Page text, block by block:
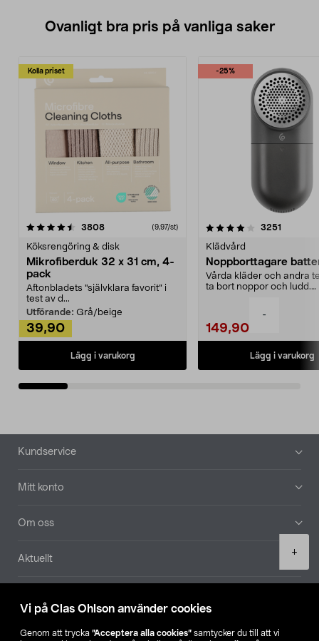
Vi på Clas Ohlson använder cookies
Genom att trycka ”Acceptera alla cookies” samtycker du till att vi
-
+
Ovanligt bra pris på vanliga saker
Kolla priset
3808recensioner (9,97/st)
Köksrengöring & disk
Mikrofiberduk 32 x 31 cm, 4-
pack
Aftonbladets "självklara favorit” i
test av d...
Utförande: Grå/beige
39,90
Lägg i varukorg
-25%
4.0av 5 stjärnor 3251
Klädvård
Noppborttagare
Vårda kläder och andra
ta bort noppor och ludd.
149,90
Lägg i varukorg
4.5av 5 stjärnor
Sidfot
Kundservice
Mitt konto
Om oss
Aktuellt
Hitta butik